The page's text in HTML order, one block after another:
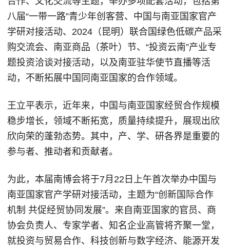
八届“一带一路”青少年创客营、中国与南亚国家官产
学研对接活动、2024（昆明）联合国绿色低碳产品采
购交流会、南亚商品（茶叶）节、“投资云南”产业专
题投资洽谈对接活动，以及南亚驻华使节直播等活
动，不断拓展中国同南亚国家的合作领域。
王立平表示，近年来，中国与南亚国家经贸合作规模
稳步增长，领域不断拓宽，质量持续提升，展现出欣
欣向荣的蓬勃态势。其中，产、学、研各界是重要的
参与者、推动者和贡献者。
为此，本届南博会将于7月22日上午首次举办中国与
南亚国家官产学研对接活动，主题为“创新国际合作
机制 共促经贸协同发展”。来自南亚国家的官员、商
协会负责人、专家学者、知名企业高管将齐聚一堂，
就投资与贸易合作、科技创新与数字经济、能源开发